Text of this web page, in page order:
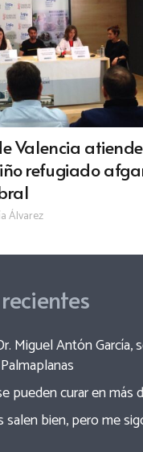
Valencia atiende
refugiado
Álvarez
Miguel Antón
pueden curar en
salen bien, pero me